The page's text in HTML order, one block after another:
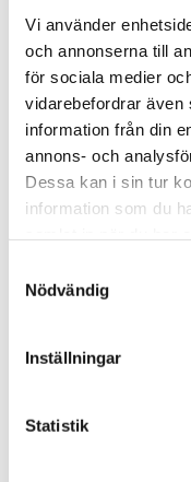
Vi använder
och annonserna till
för sociala medier
vidarebefordrar även
information från din
annons- och
Dessa kan i sin tur
information som du
Nödvändig
Inställningar
Statistik
Bli den första att